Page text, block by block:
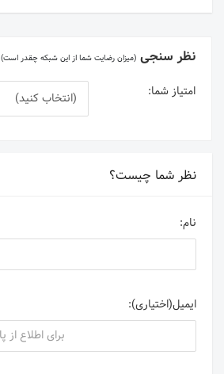
نظر سنجی (میزان رضایت شما از این شبکه چقدر است)
امتیاز شما:
نظر شما چیست؟
نام:
ایمیل(اختیاری):